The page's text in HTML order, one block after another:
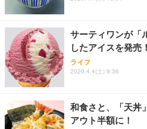
サーティワンが「
したアイスを発売！
ライフ
2020.4.4(土) 9:36
和食さと、「天丼
アウト半額に！